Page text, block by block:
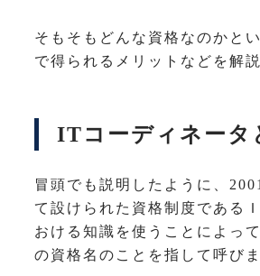
そもそもどんな資格なのかと
で得られるメリットなどを解
ITコーディネータ
冒頭でも説明したように、
て設けられた資格制度である
おける知識を使うことによっ
の資格名のことを指して呼びま